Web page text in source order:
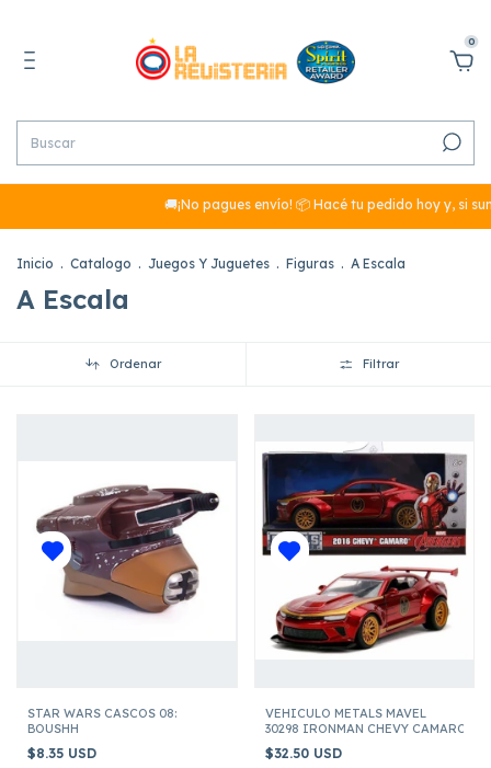
0
🚚¡No pagues envío! 📦 Hacé tu pedido hoy y, si
Inicio . Catalogo . Juegos Y Juguetes . Figuras . A Escala
A Escala
Ordenar Filtrar
STAR WARS CASCOS 08:
BOUSHH
$8.35 USD
VEHICULO METALS MAVEL
30298 IRONMAN CHEVY CAMARO SS
$32.50 USD